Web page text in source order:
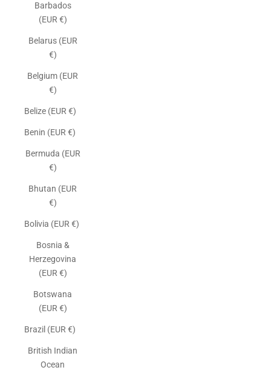
Barbados
(EUR €)
Belarus (EUR
€)
Belgium (EUR
€)
Belize (EUR €)
Benin (EUR €)
Bermuda (EUR
€)
Bhutan (EUR
€)
Bolivia (EUR €)
Bosnia &
Herzegovina
(EUR €)
Botswana
(EUR €)
Brazil (EUR €)
British Indian
Ocean